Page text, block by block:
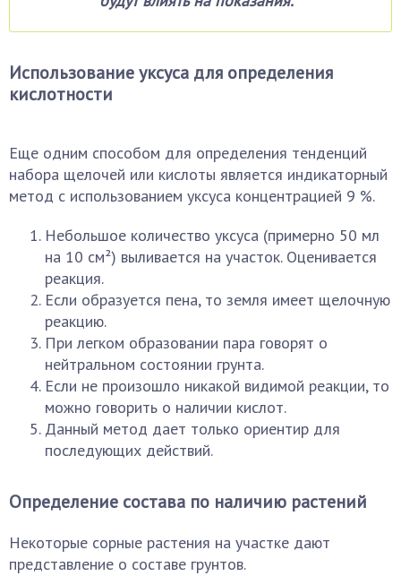
Использование уксуса для определения
кислотности
Еще одним способом для определения тенденций
набора щелочей или кислоты является индикаторный
метод с использованием уксуса концентрацией 9 %.
Небольшое количество уксуса (примерно 50 мл
на 10 см²) выливается на участок. Оценивается
реакция.
Если образуется пена, то земля имеет щелочную
реакцию.
При легком образовании пара говорят о
нейтральном состоянии грунта.
Если не произошло никакой видимой реакции, то
можно говорить о наличии кислот.
Данный метод дает только ориентир для
последующих действий.
Определение состава по наличию растений
Некоторые сорные растения на участке дают
представление о составе грунтов.